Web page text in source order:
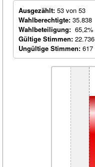
Ausgezählt: 53 von 53
Wahlberechtigte: 35.838
Wahlbeteiligung: 65,2%
Gültige Stimmen: 22.736
Ungültige Stimmen: 617